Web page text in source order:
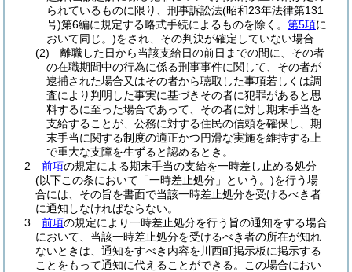
られているものに限り、刑事訴訟法(昭和23年法律第131
号)第6編に規定する略式手続によるものを除く。 第5項に
おいて同じ。)をされ、その判決が確定していない場合
(2)
離職した日から当該支給日の前日までの間に、その者
の在職期間中の行為に係る刑事事件に関して、その者が
逮捕された場合又はその者から聴取した事項若しくは調
査により判明した事実に基づきその者に犯罪があると思
料するに至った場合であって、その者に対し期末手当を
支給することが、公務に対する住民の信頼を確保し、期
末手当に関する制度の適正かつ円滑な実施を維持する上
で重大な支障を生ずると認めるとき。
2
前項の規定による期末手当の支給を一時差し止める処分
(以下この条において「一時差止処分」という。)を行う場
合には、その旨を書面で当該一時差止処分を受けるべき者
に通知しなければならない。
3
前項の規定により一時差止処分を行う旨の通知をする場合
において、当該一時差止処分を受けるべき者の所在が知れ
ないときは、通知をすべき内容を川西町掲示板に掲示する
ことをもって通知に代えることができる。
この場合におい